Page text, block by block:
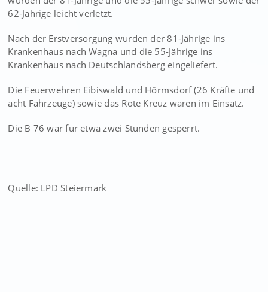
62-Jährige leicht verletzt.
Nach der Erstversorgung wurden der 81-Jährige ins
Krankenhaus nach Wagna und die 55-Jährige ins
Krankenhaus nach Deutschlandsberg eingeliefert.
Die Feuerwehren Eibiswald und Hörmsdorf (26 Kräfte und
acht Fahrzeuge) sowie das Rote Kreuz waren im Einsatz.
Die B 76 war für etwa zwei Stunden gesperrt.
Quelle: LPD Steiermark